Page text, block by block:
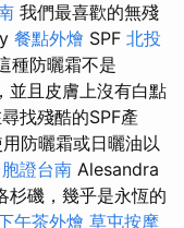
我們最喜歡的無殘
餐點外燴 SPF 北投
種防曬霜不是
並且皮膚上沒有白點
找殘酷的SPF產
防曬霜或日曬油以
證台南 Alesandra
杉磯，幾乎是永恆的
午茶外燴 草屯按摩